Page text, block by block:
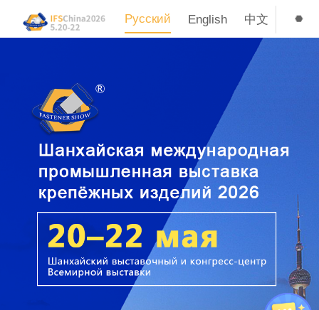
Русский English 中文